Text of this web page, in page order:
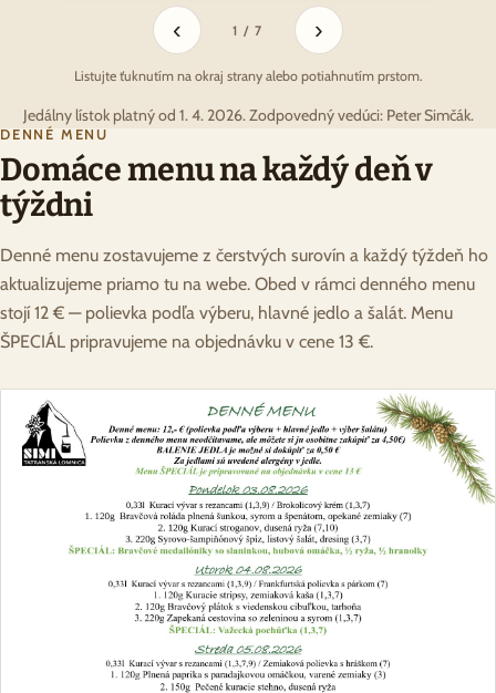
‹ 1 / 7 ›
Listujte ťuknutím na okraj strany alebo potiahnutím prstom.
Jedálny lístok platný od 1. 4. 2026. Zodpovedný vedúci: Peter Simčák.
DENNÉ MENU
Domáce menu na každý deň v
týždni
Denné menu zostavujeme z čerstvých surovín a každý týždeň ho
aktualizujeme priamo tu na webe. Obed v rámci denného menu
stojí 12 € — polievka podľa výberu, hlavné jedlo a šalát. Menu
ŠPECIÁL pripravujeme na objednávku v cene 13 €.